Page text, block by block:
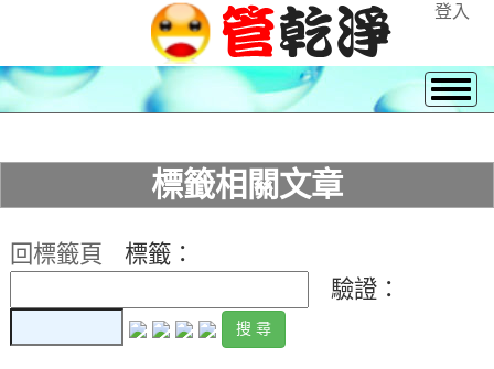
登入
標籤相關文章
回標籤頁
標籤：
驗證：